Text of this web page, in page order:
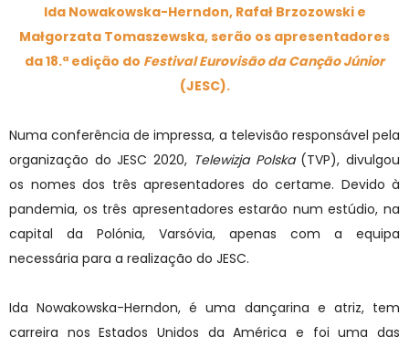
Ida Nowakowska-Herndon, Rafał Brzozowski e
Małgorzata Tomaszewska, serão os apresentadores
da 18.ª edição do Festival Eurovisão da Canção Júnior
(JESC).
Numa conferência de impressa, a televisão responsável pela
organização do JESC 2020, Telewizja Polska (TVP), divulgou
os nomes dos três apresentadores do certame. Devido à
pandemia, os três apresentadores estarão num estúdio, na
capital da Polónia, Varsóvia, apenas com a equipa
necessária para a realização do JESC.
Ida Nowakowska-Herndon, é uma dançarina e atriz, tem
carreira nos Estados Unidos da América e foi uma das